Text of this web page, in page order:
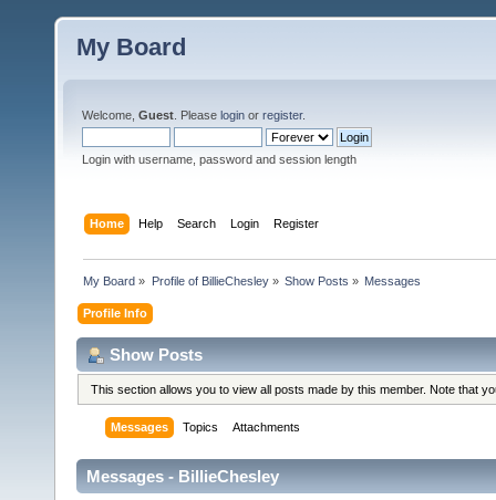
My Board
Welcome, Guest . Please login or register.
Login with username, password and session length
Home Help Search Login Register
My Board » Profile of BillieChesley» Show Posts » Messages
Profile Info
Show Posts
This section allows you to view all posts made by this member. Note that
Messages Topics Attachments
Messages - BillieChesley